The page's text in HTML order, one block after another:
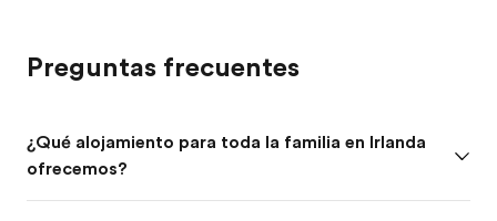
Preguntas frecuentes
¿Qué alojamiento para toda la familia en Irlanda
ofrecemos?